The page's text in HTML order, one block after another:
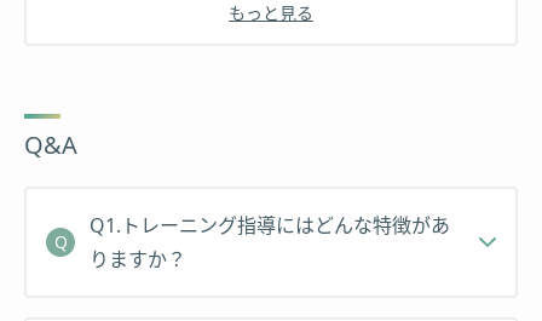
体脂肪率24%→13％と着々と結果に表れる。
でも多くの方にシェアできればと考えている。
実績
ーチいたします。自分を知り、自分を磨くことで、
経歴
日本大学 女子バスケットボール部 ’14年度キャ
プテン
もっと見る
Q&A
Q1.トレーニング指導にはどんな特徴があ
りますか？